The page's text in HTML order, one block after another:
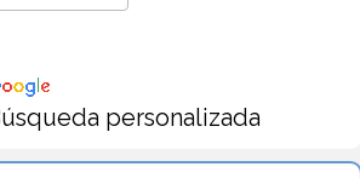
personalizada